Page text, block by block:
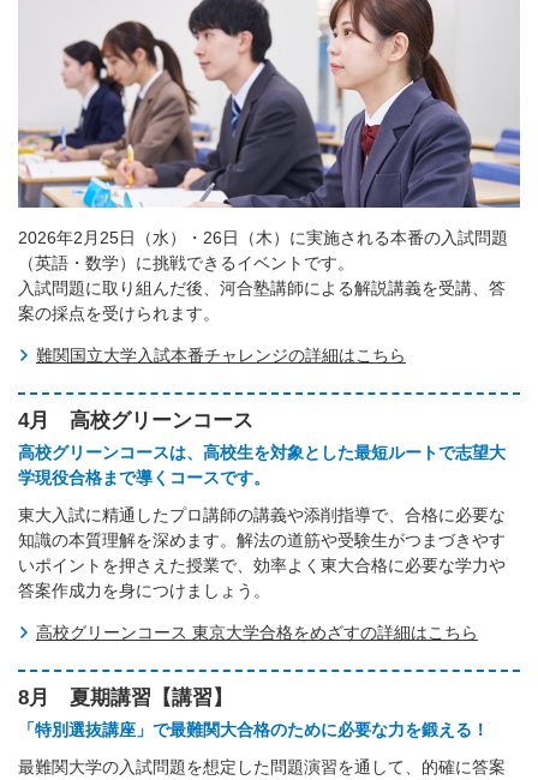
2026年2月25日（水）・26日（木）に実施される本番の入試問題
（英語・数学）に挑戦できるイベントです。
入試問題に取り組んだ後、河合塾講師による解説講義を受講、答
案の採点を受けられます。
難関国立大学入試本番チャレンジの詳細はこちら
4月 高校グリーンコース
高校グリーンコースは、高校生を対象とした最短ルートで志望大
学現役合格まで導くコースです。
東大入試に精通したプロ講師の講義や添削指導で、合格に必要な
知識の本質理解を深めます。解法の道筋や受験生がつまづきやす
いポイントを押さえた授業で、効率よく東大合格に必要な学力や
答案作成力を身につけましょう。
高校グリーンコース 東京大学合格をめざすの詳細はこちら
8月 夏期講習【講習】
「特別選抜講座」で最難関大合格のために必要な力を鍛える！
最難関大学の入試問題を想定した問題演習を通して、的確に答案